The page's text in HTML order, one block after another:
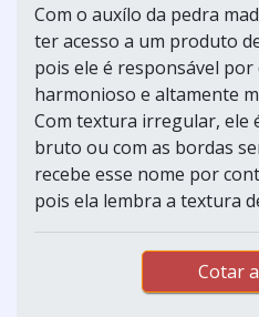
Com o auxílo da pedra
ter acesso a um produto
pois ele é responsável
harmonioso e altamente
Com textura irregular, ele
bruto ou com as bordas
recebe esse nome por
pois ela lembra a textura
Cotar